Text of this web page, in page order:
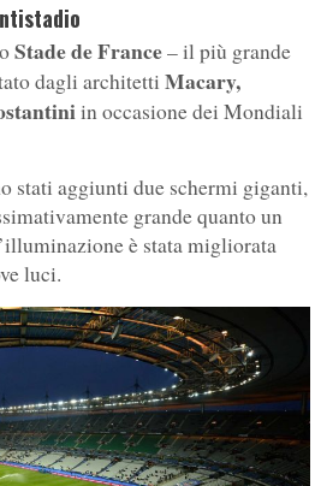
Stade de France– il più grande
dagli architettiMacary,
in occasione dei Mondiali
stati aggiunti due schermi giganti,
grande quanto un
è stata migliorata
luci.